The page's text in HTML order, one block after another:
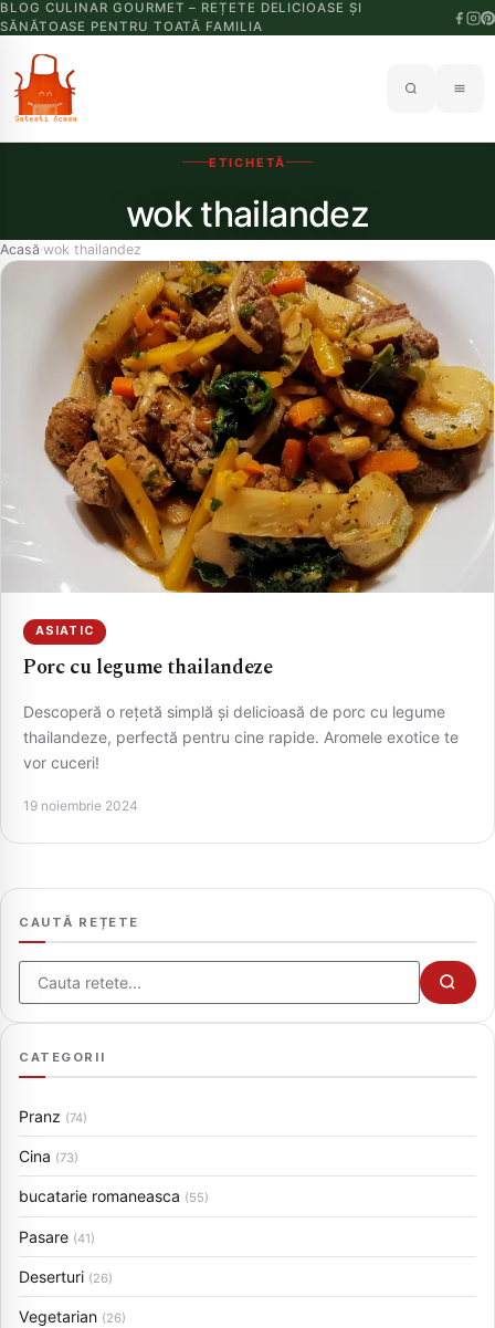
BLOG CULINAR GOURMET – REȚETE DELICIOASE ȘI
SĂNĂTOASE PENTRU TOATĂ FAMILIA
ETICHETĂ
wok thailandez
Acasă›wok thailandez
ASIATIC
Porc cu legume thailandeze
Descoperă o rețetă simplă și delicioasă de porc cu legume
thailandeze, perfectă pentru cine rapide. Aromele exotice te
vor cuceri!
19 noiembrie 2024
CAUTĂ REȚETE
Cauta
CATEGORII
Pranz (74)
Cina (73)
bucatarie romaneasca (55)
Pasare (41)
Deserturi (26)
Vegetarian (26)